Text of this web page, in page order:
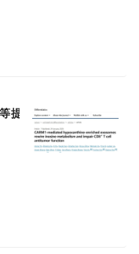
提出外泌体代谢物新轴线